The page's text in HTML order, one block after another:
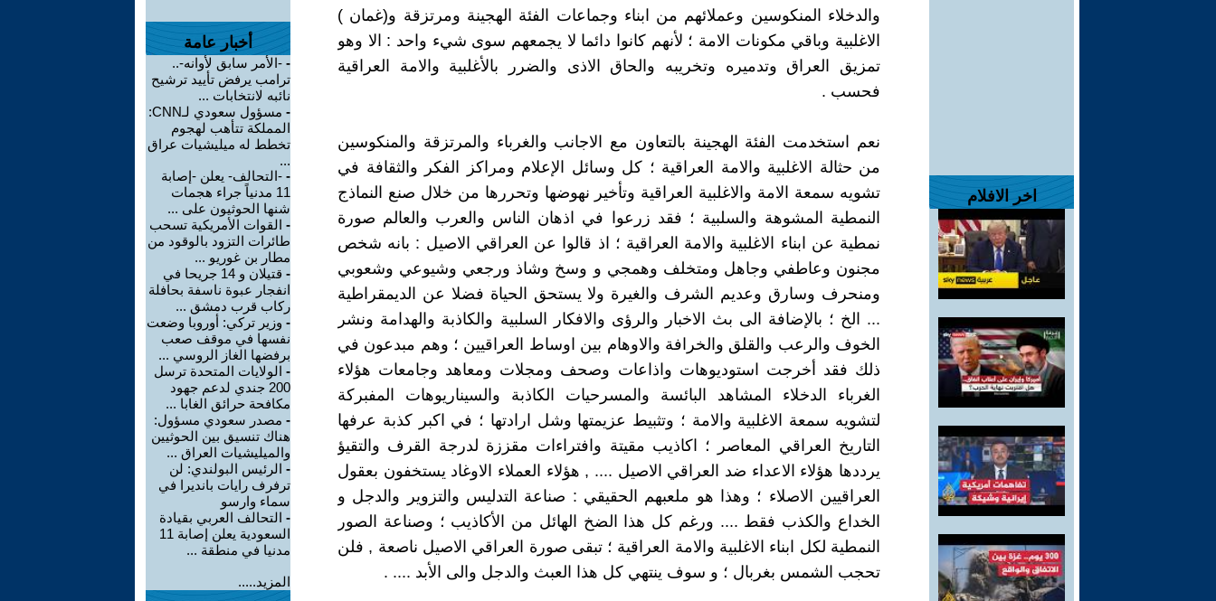
اخر الافلام
والدخلاء المنكوسين وعملائهم من ابناء وجماعات الفئة الهجينة ومرتزقة و(غمان )
الاغلبية وباقي مكونات الامة ؛ لأنهم كانوا دائما لا يجمعهم سوى شيء واحد : الا وهو
تمزيق العراق وتدميره وتخريبه والحاق الاذى والضرر بالأغلبية والامة العراقية
فحسب .
نعم استخدمت الفئة الهجينة بالتعاون مع الاجانب والغرباء والمرتزقة والمنكوسين
من حثالة الاغلبية والامة العراقية ؛ كل وسائل الإعلام ومراكز الفكر والثقافة في
تشويه سمعة الامة والاغلبية العراقية وتأخير نهوضها وتحررها من خلال صنع النماذج
النمطية المشوهة والسلبية ؛ فقد زرعوا في اذهان الناس والعرب والعالم صورة
نمطية عن ابناء الاغلبية والامة العراقية ؛ اذ قالوا عن العراقي الاصيل : بانه شخص
مجنون وعاطفي وجاهل ومتخلف وهمجي و وسخ وشاذ ورجعي وشيوعي وشعوبي
ومنحرف وسارق وعديم الشرف والغيرة ولا يستحق الحياة فضلا عن الديمقراطية
... الخ ؛ بالإضافة الى بث الاخبار والرؤى والافكار السلبية والكاذبة والهدامة ونشر
الخوف والرعب والقلق والخرافة والاوهام بين اوساط العراقيين ؛ وهم مبدعون في
ذلك فقد أخرجت استوديوهات واذاعات وصحف ومجلات ومعاهد وجامعات هؤلاء
الغرباء الدخلاء المشاهد البائسة والمسرحيات الكاذبة والسيناريوهات المفبركة
لتشويه سمعة الاغلبية والامة ؛ وتثبيط عزيمتها وشل ارادتها ؛ في اكبر كذبة عرفها
التاريخ العراقي المعاصر ؛ اكاذيب مقيتة وافتراءات مقززة لدرجة القرف والتقيؤ
يرددها هؤلاء الاعداء ضد العراقي الاصيل .... , هؤلاء العملاء الاوغاد يستخفون بعقول
العراقيين الاصلاء ؛ وهذا هو ملعبهم الحقيقي : صناعة التدليس والتزوير والدجل و
الخداع والكذب فقط .... ورغم كل هذا الضخ الهائل من الأكاذيب ؛ وصناعة الصور
النمطية لكل ابناء الاغلبية والامة العراقية ؛ تبقى صورة العراقي الاصيل ناصعة , فلن
تحجب الشمس بغربال ؛ و سوف ينتهي كل هذا العبث والدجل والى الأبد .... .
أخبار عامة
- -الأمر سابق لأوانه-..
ترامب يرفض تأييد ترشيح
نائبه لانتخابات ...
-
مسؤول سعودي لـCNN:
المملكة تتأهب لهجوم
تخطط له ميليشيات عراق
...
- -التحالف- يعلن -إصابة
11 مدنياً جراء هجمات
شنها الحوثيون على ...
- القوات الأمريكية تسحب
طائرات التزود بالوقود من
مطار بن غوريو ...
-
قتيلان و 14 جريحا في
انفجار عبوة ناسفة بحافلة
ركاب قرب دمشق ...
- وزير تركي: أوروبا وضعت
نفسها في موقف صعب
برفضها الغاز الروسي ...
- الولايات المتحدة ترسل
200 جندي لدعم جهود
مكافحة حرائق الغابا ...
- مصدر سعودي مسؤول:
هناك تنسيق بين الحوثيين
والميليشيات العراق ...
- الرئيس البولندي: لن
ترفرف رايات بانديرا في
سماء وارسو
- التحالف العربي بقيادة
السعودية يعلن إصابة 11
مدنيا في منطقة ...
المزيد.....